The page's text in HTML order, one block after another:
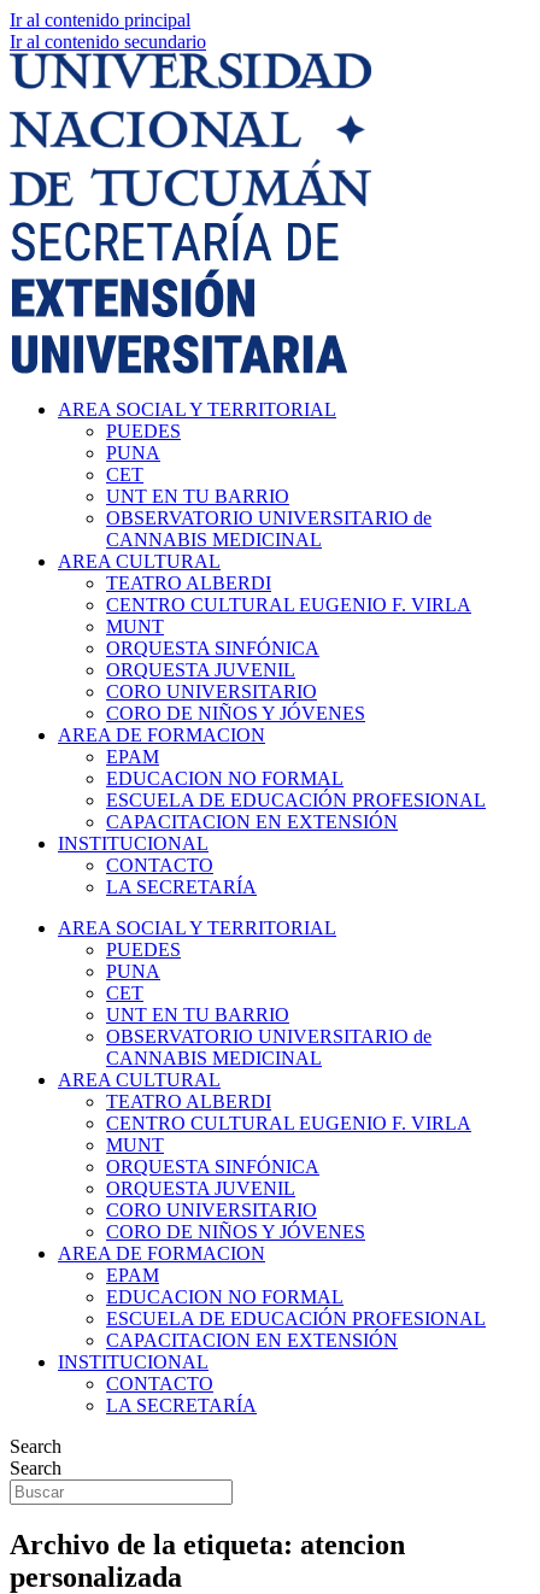
Ir al contenido principal
Ir al contenido secundario
AREA SOCIAL Y TERRITORIAL
PUEDES
PUNA
CET
UNT EN TU BARRIO
OBSERVATORIO UNIVERSITARIO de
CANNABIS MEDICINAL
AREA CULTURAL
TEATRO ALBERDI
CENTRO CULTURAL EUGENIO F. VIRLA
MUNT
ORQUESTA SINFÓNICA
ORQUESTA JUVENIL
CORO UNIVERSITARIO
CORO DE NIÑOS Y JÓVENES
AREA DE FORMACION
EPAM
EDUCACION NO FORMAL
ESCUELA DE EDUCACIÓN PROFESIONAL
CAPACITACION EN EXTENSIÓN
INSTITUCIONAL
CONTACTO
LA SECRETARÍA
AREA SOCIAL Y TERRITORIAL
PUEDES
PUNA
CET
UNT EN TU BARRIO
OBSERVATORIO UNIVERSITARIO de
CANNABIS MEDICINAL
AREA CULTURAL
TEATRO ALBERDI
CENTRO CULTURAL EUGENIO F. VIRLA
MUNT
ORQUESTA SINFÓNICA
ORQUESTA JUVENIL
CORO UNIVERSITARIO
CORO DE NIÑOS Y JÓVENES
AREA DE FORMACION
EPAM
EDUCACION NO FORMAL
ESCUELA DE EDUCACIÓN PROFESIONAL
CAPACITACION EN EXTENSIÓN
INSTITUCIONAL
CONTACTO
LA SECRETARÍA
Search
Search
Archivo de la etiqueta: atencion
personalizada